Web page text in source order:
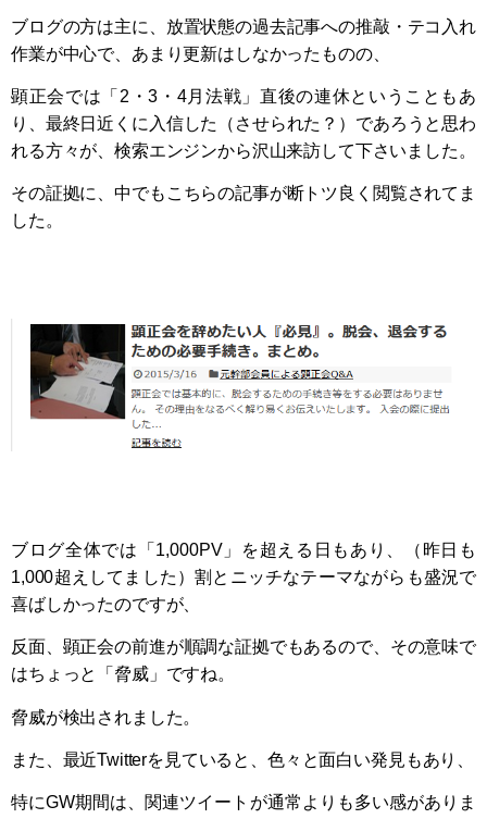
ブログの方は主に、放置状態の過去記事への推敲・テコ入れ
作業が中心で、あまり更新はしなかったものの、
顕正会では「2・3・4月法戦」直後の連休ということもあ
り、最終日近くに入信した（させられた？）であろうと思わ
れる方々が、検索エンジンから沢山来訪して下さいました。
その証拠に、中でもこちらの記事が断トツ良く閲覧されてま
した。
ブログ全体では「1,000PV」を超える日もあり、（昨日も
1,000超えしてました）割とニッチなテーマながらも盛況で
喜ばしかったのですが、
反面、顕正会の前進が順調な証拠でもあるので、その意味で
はちょっと「脅威」ですね。
脅威が検出されました。
また、最近Twitterを見ていると、色々と面白い発見もあり、
特にGW期間は、関連ツイートが通常よりも多い感がありま